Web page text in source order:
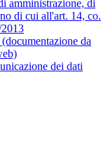
amministrazione, di
di cui all'art. 14, co.
da
dei dati